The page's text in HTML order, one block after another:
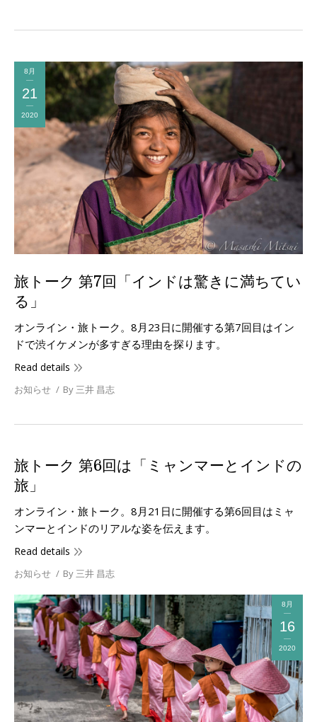
8月
21
2020
旅トーク 第7回「インドは驚きに満ちてい
る」
オンライン・旅トーク。8月23日に開催する第7回目はイン
ドで渋イケメンが多すぎる理由を探ります。
Read details
お知らせ By 三井 昌志
旅トーク 第6回は「ミャンマーとインドの
旅」
オンライン・旅トーク。8月21日に開催する第6回目はミャ
ンマーとインドのリアルな姿を伝えます。
Read details
お知らせ By 三井 昌志
8月
16
2020